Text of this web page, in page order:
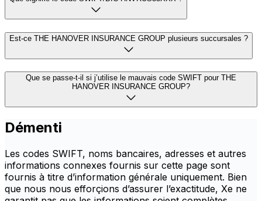
Est-ce THE HANOVER INSURANCE GROUP plusieurs succursales ?
Que se passe-t-il si j’utilise le mauvais code SWIFT pour THE
HANOVER INSURANCE GROUP?
Démenti
Les codes SWIFT, noms bancaires, adresses et autres
informations connexes fournis sur cette page sont
fournis à titre d’information générale uniquement. Bien
que nous nous efforçions d’assurer l’exactitude, Xe ne